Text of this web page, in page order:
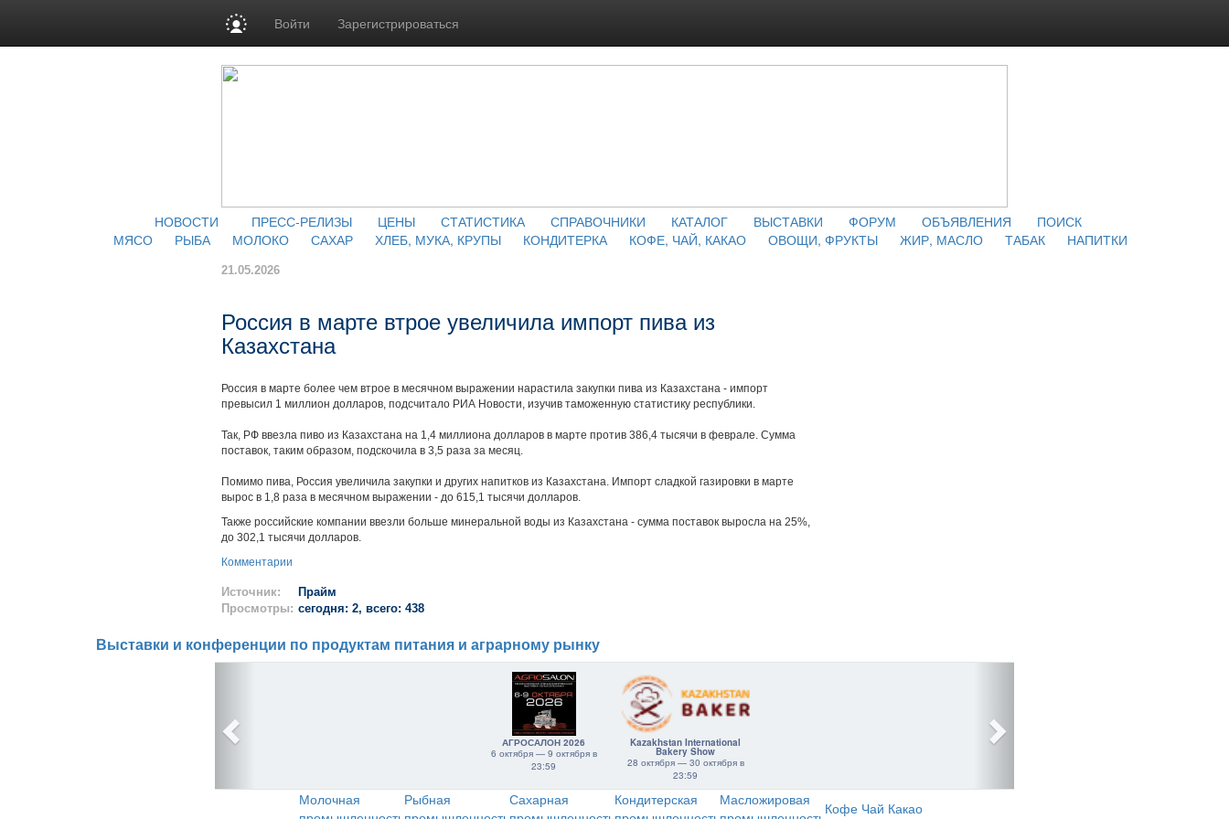
Войти Зарегистрироваться
НОВОСТИ ПРЕСС-РЕЛИЗЫ ЦЕНЫ СТАТИСТИКА СПРАВОЧНИКИ КАТАЛОГ ВЫСТАВКИ ФОРУМ ОБЪЯВЛЕНИЯ
ПОИСК
МЯСО
РЫБА МОЛОКО САХАР ХЛЕБ, МУКА, КРУПЫ КОНДИТЕРКА КОФЕ, ЧАЙ, КАКАО ОВОЩИ, ФРУКТЫ ЖИР, МАСЛО ТАБАК НАПИТКИ
21.05.2026
Россия в марте втрое увеличила импорт пива из
Казахстана
Россия в марте более чем втрое в месячном выражении нарастила закупки пива из Казахстана - импорт
превысил 1 миллион долларов, подсчитало РИА Новости, изучив таможенную статистику республики.
Так, РФ ввезла пиво из Казахстана на 1,4 миллиона долларов в марте против 386,4 тысячи в феврале. Сумма
поставок, таким образом, подскочила в 3,5 раза за месяц.
Помимо пива, Россия увеличила закупки и других напитков из Казахстана. Импорт сладкой газировки в марте
вырос в 1,8 раза в месячном выражении - до 615,1 тысячи долларов.
Также российские компании ввезли больше минеральной воды из Казахстана - сумма поставок выросла на 25%,
до 302,1 тысячи долларов.
Комментарии
Источник:
Прайм
Просмотры: сегодня: 2, всего: 438
Выставки и конференции по продуктам питания и аграрному рынку
АГРОСАЛОН 2026
6 октября — 9 октября в
23:59
Kazakhstan International
Bakery Show
28 октября — 30 октября в
23:59
Молочная
Рыбная
Сахарная
Кондитерская
Масложировая
Кофе Чай Какао